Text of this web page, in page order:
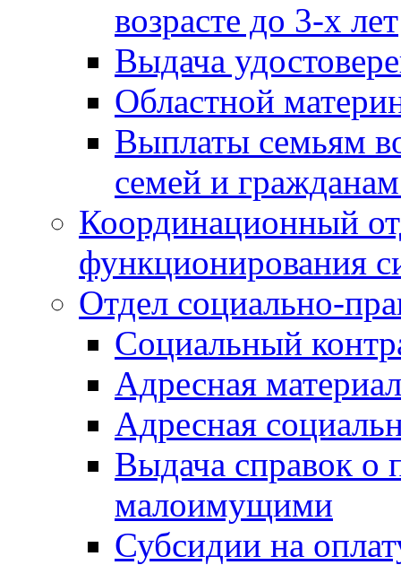
возрасте до 3-х лет
Выдача
Областной
Выплаты семьям
семей и
Координационный
функционирования
Отдел социально-
Социальный
Адресная
Адресная
Выдача справок о
малоимущими
Субсидии на